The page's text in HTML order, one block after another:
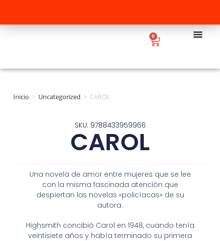
0
Inicio > Uncategorized > CAROL
SKU: 9788433959966
CAROL
Una novela de amor entre mujeres que se lee
con la misma fascinada atención que
despiertan las novelas «policíacas» de su
autora.
Highsmith concibió Carol en 1948, cuando tenía
veintisiete años y había terminado su primera